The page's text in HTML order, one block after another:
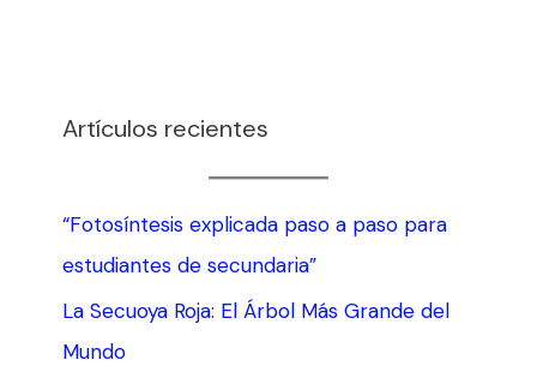
Artículos recientes
“Fotosíntesis explicada paso a paso para
estudiantes de secundaria”
La Secuoya Roja: El Árbol Más Grande del
Mundo